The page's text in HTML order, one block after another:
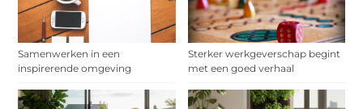
Samenwerken in een
inspirerende omgeving
Sterker werkgeverschap begint
met een goed verhaal